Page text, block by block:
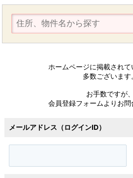
ホームページに掲載されて
多数ございます
お手数ですが、
会員登録フォームよりお問
メールアドレス（ログインID）